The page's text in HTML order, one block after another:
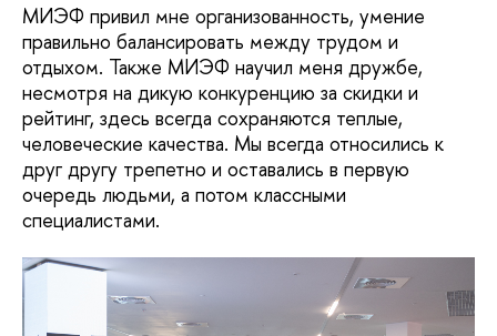
МИЭФ привил мне организованность, умение
правильно балансировать между трудом и
отдыхом. Также МИЭФ научил меня дружбе,
несмотря на дикую конкуренцию за скидки и
рейтинг, здесь всегда сохраняются теплые,
человеческие качества. Мы всегда относились к
друг другу трепетно и оставались в первую
очередь людьми, а потом классными
специалистами.